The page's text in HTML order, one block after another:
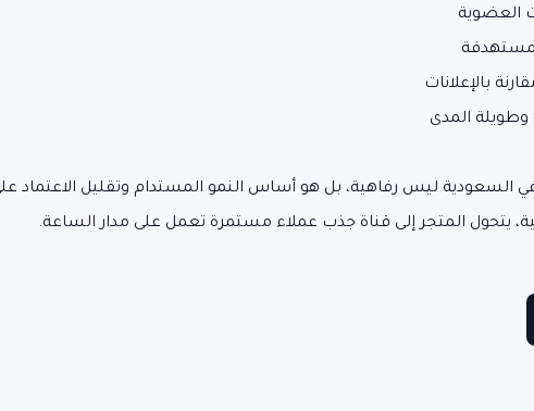
العضوية
بالإعلانات
المدى
في السعودية ليس رفاهية، بل هو أساس النمو المستدام وتقليل الاعتماد
يتحول المتجر إلى قناة جذب عملاء مستمرة تعمل على مدار الساعة.